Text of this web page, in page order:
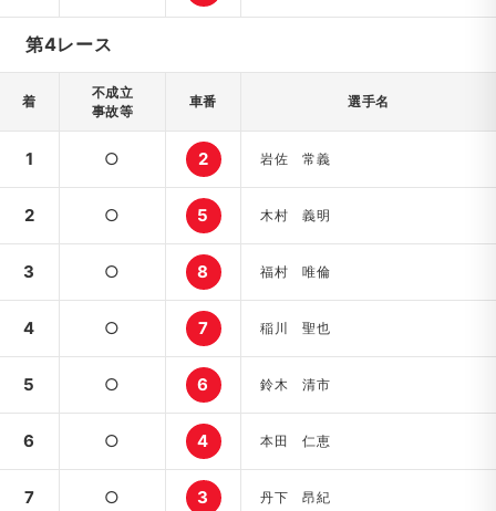
第4レース
着
不成立
事故等
車番 選手名
1 ○ 2 岩佐 常義
2 ○ 5 木村 義明
3 ○ 8 福村 唯倫
4 ○ 7 稲川 聖也
5 ○ 6 鈴木 清市
6 ○ 4 本田 仁恵
7 ○ 3 丹下 昂紀